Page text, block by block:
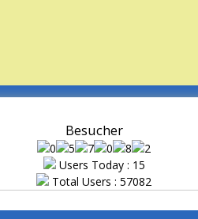
Besucher
Users Today : 15
Total Users : 57082